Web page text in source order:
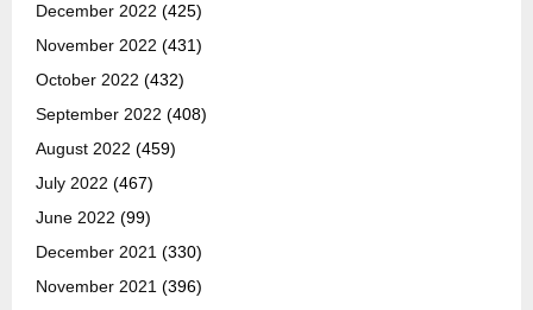
December 2022 (425)
November 2022 (431)
October 2022 (432)
September 2022 (408)
August 2022 (459)
July 2022 (467)
June 2022 (99)
December 2021 (330)
November 2021 (396)